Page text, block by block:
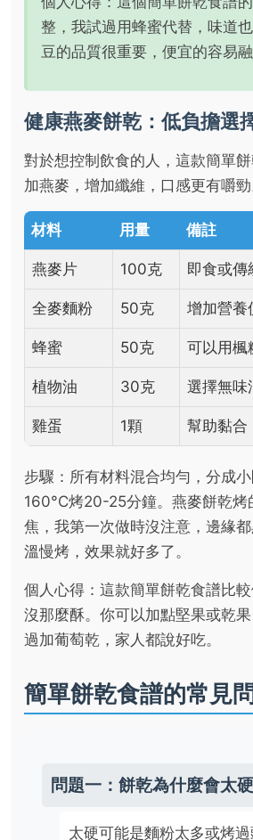
整，我試過用蜂蜜代替，味道
豆的品質很重要，便宜的容易融
健康燕麥餅乾：低負擔選
對於想控制飲食的人，這款簡單
加燕麥，增加纖維，口感更有嚼勁
材料 用量 備註
燕麥片 100克 即食或傳
全麥麵粉 50克 增加營養
蜂蜜 50克 可以用楓
植物油 30克 選擇無味
雞蛋 1顆 幫助黏合
步驟：所有材料混合均勻，分成
160°C烤20-25分鐘。燕麥餅乾烤
焦，我第一次做時沒注意，邊緣
溫慢烤，效果就好多了。
個人心得：這款簡單餅乾食譜比
沒那麼酥。你可以加點堅果或乾
過加葡萄乾，家人都說好吃。
簡單餅乾食譜的常見
問題一：餅乾為什麼會太
太硬可能是麵粉太多或烤